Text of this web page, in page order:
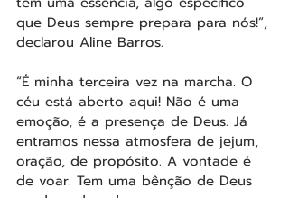
que Deus sempre prepara para nós!”,
declarou Aline Barros.
“É minha terceira vez na marcha. O
céu está aberto aqui! Não é uma
emoção, é a presença de Deus. Já
entramos nessa atmosfera de jejum,
oração, de propósito. A vontade é
de voar. Tem uma bênção de Deus